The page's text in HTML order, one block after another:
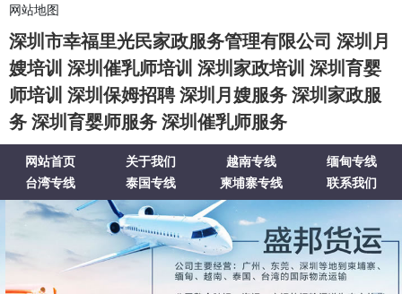
网站地图
深圳市幸福里光民家政服务管理有限公司 深圳月
嫂培训 深圳催乳师培训 深圳家政培训 深圳育婴
师培训 深圳保姆招聘 深圳月嫂服务 深圳家政服
务 深圳育婴师服务 深圳催乳师服务
网站首页 关于我们 越南专线
缅甸专线
台湾专线
泰国专线 柬埔寨专线 联系我们